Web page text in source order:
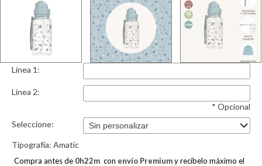
Línea 1:
Línea 2:
* Opcional
Seleccione:
Tipografía: Amatic
Compra antes de 0h22m con envío Premiumy recíbelo máximo el